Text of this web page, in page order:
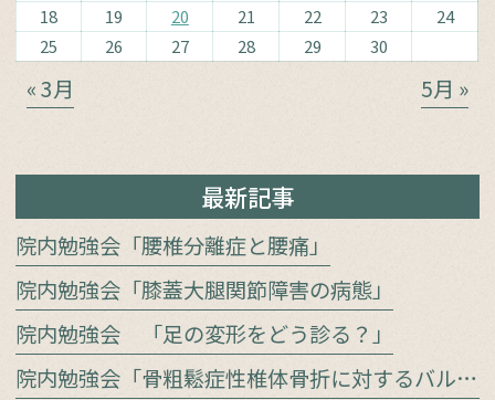
18
19 20 21 22 23
24
25
26 27 28 29 30
« 3月 5月 »
最新記事
院内勉強会「腰椎分離症と腰痛」
院内勉強会「膝蓋大腿関節障害の病態」
院内勉強会 「足の変形をどう診る？」
院内勉強会「骨粗鬆症性椎体骨折に対するバルーン椎体形成術」